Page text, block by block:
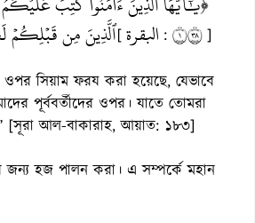
ٱلَّذِينَ مِن قَبۡلِكُمۡ[ البقرة : ]
সিয়াম ফরয করা হয়েছে, যেভাবে
পূর্ববর্তীদের ওপর। যাতে তোমরা
[সূরা আল-বাকারাহ, আয়াত: ১৮৩]
জন্য হজ পালন করা। এ সম্পর্কে মহান